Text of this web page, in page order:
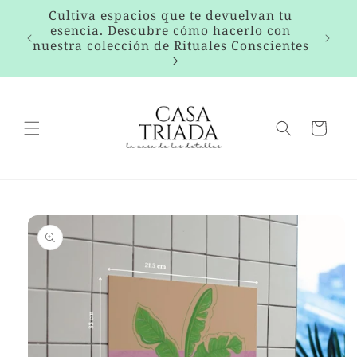
directamente
al contenido
Cultiva espacios que te devuelvan tu
esencia. Descubre cómo hacerlo con
nuestra colección de Rituales Conscientes
Carrito
directamente
información
del producto